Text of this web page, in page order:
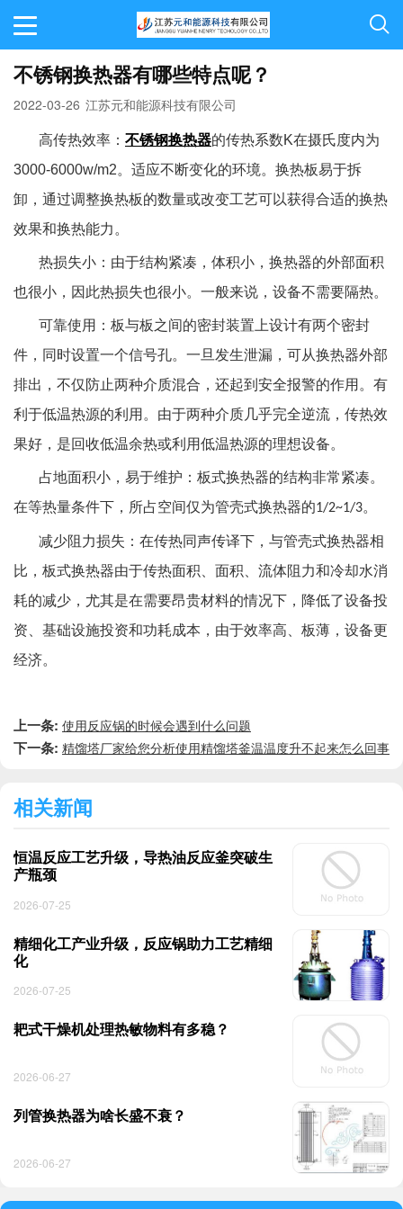
不锈钢换热器有哪些特点呢？
2022-03-26 江苏元和能源科技有限公司
高传热效率： 不锈钢换热器的传热系数K在摄氏度内为
3000-6000w/m2。适应不断变化的环境。换热板易于拆
卸，通过调整换热板的数量或改变工艺可以获得合适的换热
效果和换热能力。
热损失小：由于结构紧凑，体积小，换热器的外部面积
也很小，因此热损失也很小。一般来说，设备不需要隔热。
可靠使用：板与板之间的密封装置上设计有两个密封
件，同时设置一个信号孔。一旦发生泄漏，可从换热器外部
排出，不仅防止两种介质混合，还起到安全报警的作用。有
利于低温热源的利用。由于两种介质几乎完全逆流，传热效
果好，是回收低温余热或利用低温热源的理想设备。
占地面积小，易于维护： 板式换热器的结构非常紧凑。
在等热量条件下，所占空间仅为管壳式换热器的1/2~1/3。
减少阻力损失：在传热同声传译下，与管壳式换热器相
比，板式换热器由于传热面积、面积、流体阻力和冷却水消
耗的减少，尤其是在需要昂贵材料的情况下，降低了设备投
资、基础设施投资和功耗成本，由于效率高、板薄，设备更
经济。
上一条: 使用反应锅的时候会遇到什么问题
下一条: 精馏塔厂家给您分析使用精馏塔釜温温度升不起来怎么回事
相关新闻
恒温反应工艺升级，导热油反应釜突破生
产瓶颈
2026-07-25
精细化工产业升级，反应锅助力工艺精细
化
2026-07-25
耙式干燥机处理热敏物料有多稳？
2026-06-27
列管换热器为啥长盛不衰？
2026-06-27